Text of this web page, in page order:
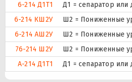
6-214 Д1Т1
Д1 = сепаратор или
6-214 КШ2У
Ш2 = Пониженные
6-214 АШ2У
Ш2 = Пониженные
76-214 Ш2У
Ш2 = Пониженные
А-214 Д1Т1
Д1 = сепаратор или